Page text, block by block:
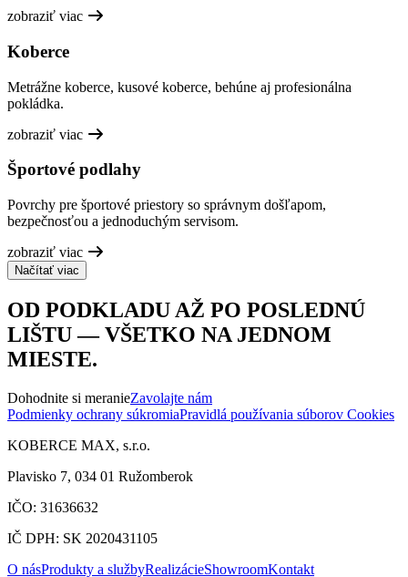
zobraziť viac
Koberce
Metrážne koberce, kusové koberce, behúne aj profesionálna
pokládka.
zobraziť viac
Športové podlahy
Povrchy pre športové priestory so správnym došľapom,
bezpečnosťou a jednoduchým servisom.
zobraziť viac
Načítať viac
OD PODKLADU AŽ PO POSLEDNÚ
LIŠTU — VŠETKO NA JEDNOM
MIESTE.
Dohodnite si meranieZavolajte nám
Podmienky ochrany súkromiaPravidlá používania súborov Cookies
KOBERCE MAX, s.r.o.
Plavisko 7, 034 01 Ružomberok
IČO: 31636632
IČ DPH: SK 2020431105
O násProdukty a službyRealizácieShowroomKontakt